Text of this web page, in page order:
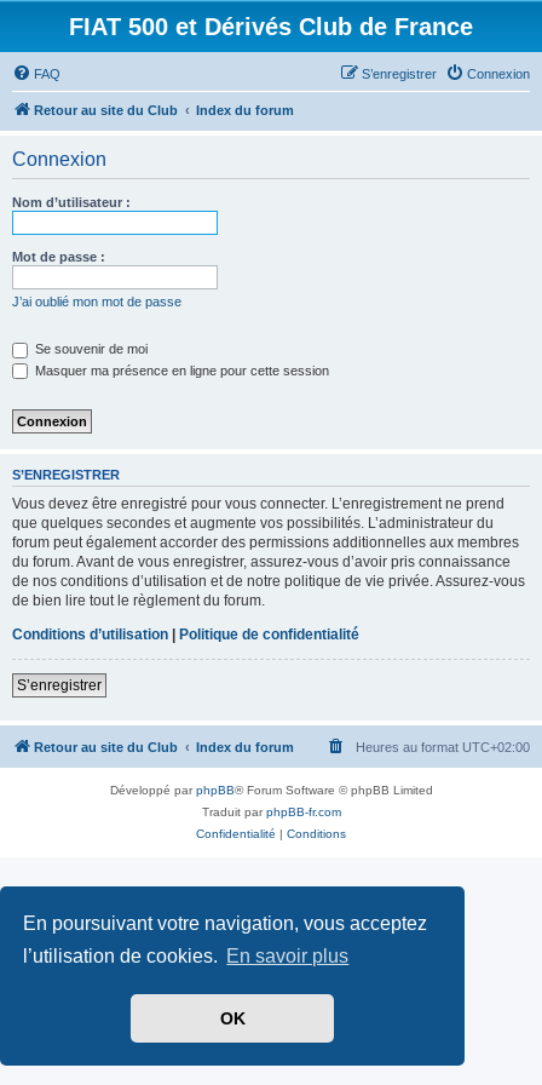
En poursuivant votre navigation, vous acceptez
l’utilisation de cookies. En savoir plus
OK
FIAT 500 et Dérivés Club de France
FAQ Connexion
S’enregistrer
Retour au site du Club Index du forum
Connexion
Nom d’utilisateur :
Mot de passe :
J’ai oublié mon mot de passe
Se souvenir de moi
Masquer ma présence en ligne pour cette session
S’ENREGISTRER
Vous devez être enregistré pour vous connecter. L’enregistrement ne prend
que quelques secondes et augmente vos possibilités. L’administrateur du
forum peut également accorder des permissions additionnelles aux membres
du forum. Avant de vous enregistrer, assurez-vous d’avoir pris connaissance
de nos conditions d’utilisation et de notre politique de vie privée. Assurez-vous
de bien lire tout le règlement du forum.
Conditions d’utilisation | Politique de confidentialité
S’enregistrer
Retour au site du Club Index du forum Heures au format UTC+02:00
Développé parphpBB® Forum Software © phpBB Limited
Traduit parphpBB-fr.com
Confidentialité | Conditions